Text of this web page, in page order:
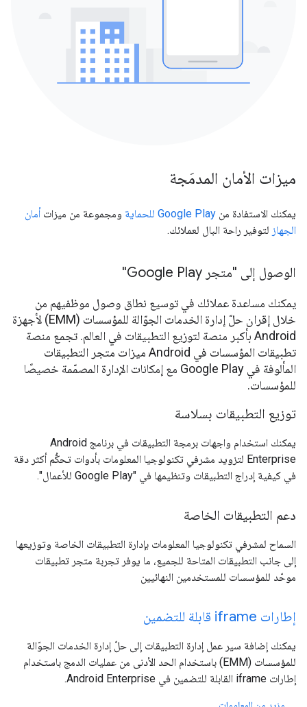
ميزات الأمان المدمَجة
يمكنك الاستفادة من Google Play للحماية ومجموعة من ميزاتأمان
الجهاز لتوفير راحة البال لعملائك.
الوصول إلى "متجر Google Play"
يمكنك مساعدة عملائك في توسيع نطاق وصول موظفيهم من
خلال إقران حلّ إدارة الخدمات الجوّالة للمؤسسات (EMM) لأجهزة
Android بأكبر منصة لتوزيع التطبيقات في العالم. تجمع منصة
تطبيقات المؤسسات في Android ميزات متجر التطبيقات
المألوفة في Google Play مع إمكانات الإدارة المصمّمة خصيصًا
للمؤسسات.
توزيع التطبيقات بسلاسة
يمكنك استخدام واجهات برمجة التطبيقات في برنامج Android
Enterprise لتزويد مشرفي تكنولوجيا المعلومات بأدوات تحكُّم أكثر دقة
في كيفية إدراج التطبيقات وتنظيمها في "Google Play للأعمال".
دعم التطبيقات الخاصة
السماح لمشرفي تكنولوجيا المعلومات بإدارة التطبيقات الخاصة وتوزيعها
إلى جانب التطبيقات المتاحة للجميع، ما يوفر تجربة متجر تطبيقات
موحّد للمؤسسات للمستخدمين النهائيين
إطارات iframe قابلة للتضمين
يمكنك إضافة سير عمل إدارة التطبيقات إلى حلّ إدارة الخدمات الجوّالة
للمؤسسات (EMM) باستخدام الحد الأدنى من عمليات الدمج باستخدام
إطارات iframe القابلة للتضمين في Android Enterprise.